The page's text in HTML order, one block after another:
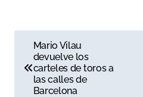
a
Mario Vilau
devuelve los
carteles de toros a
las calles de
Barcelona